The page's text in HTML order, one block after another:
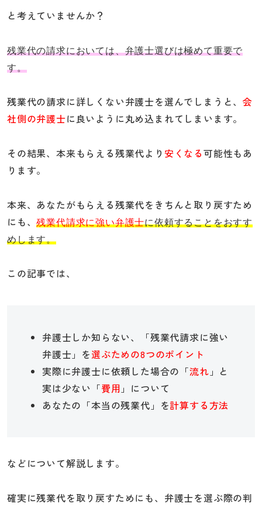
と考えていませんか？
残業代の請求においては、弁護士選びは極めて重要で
す。
残業代の請求に詳しくない弁護士を選んでしまうと、会
社側の弁護士に良いように丸め込まれてしまいます。
その結果、本来もらえる残業代より 安くなる可能性もあ
ります。
本来、あなたがもらえる残業代をきちんと取り戻すため
にも、残業代請求に強い弁護士に依頼することをおすす
めします。
この記事では、
弁護士しか知らない、「残業代請求に強い
弁護士」を選ぶための8つのポイント
実際に弁護士に依頼した場合の「流れ 」と
実は少ない「費用 」について
あなたの「本当の残業代」を計算する方法
などについて解説します。
確実に残業代を取り戻すためにも、弁護士を選ぶ際の判